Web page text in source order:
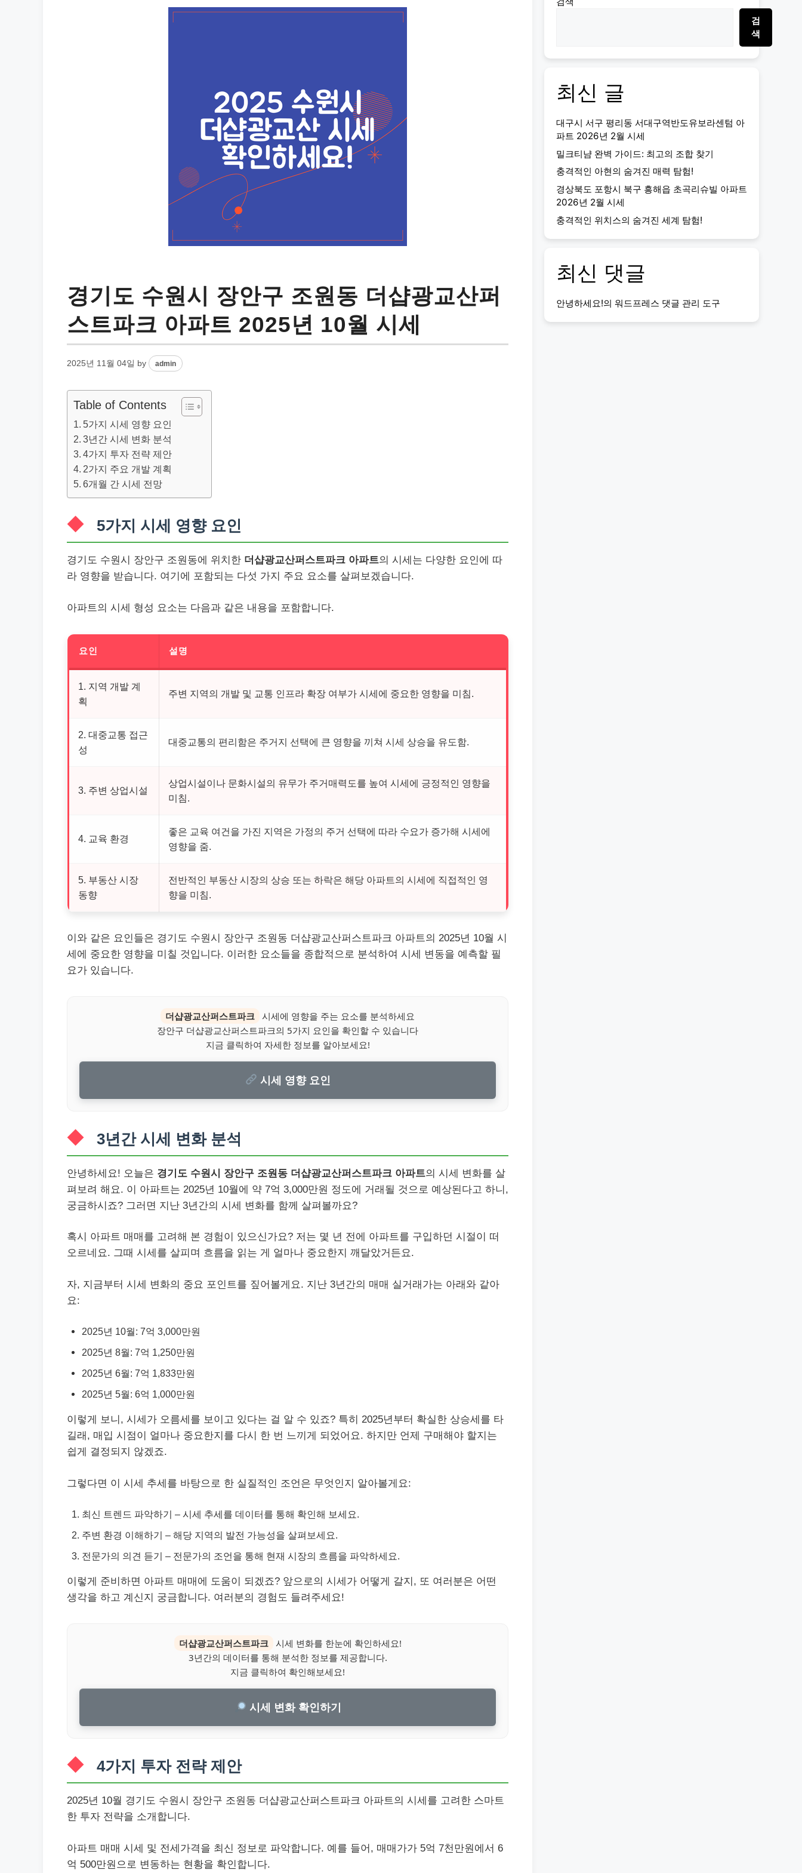
경기도 수원시 장안구 조원동 더샵광교산퍼
스트파크 아파트 2025년 10월 시세
2025년 11월 04일 by admin
Table of Contents
5가지 시세 영향 요인
3년간 시세 변화 분석
4가지 투자 전략 제안
2가지 주요 개발 계획
6개월 간 시세 전망
5가지 시세 영향 요인
경기도 수원시 장안구 조원동에 위치한 더샵광교산퍼스트파크 아파트의 시세는 다양한 요인에 따
라 영향을 받습니다. 여기에 포함되는 다섯 가지 주요 요소를 살펴보겠습니다.
아파트의 시세 형성 요소는 다음과 같은 내용을 포함합니다.
요인 설명
1. 지역 개발 계
획
주변 지역의 개발 및 교통 인프라 확장 여부가 시세에 중요한 영향을 미침.
2. 대중교통 접근
성
대중교통의 편리함은 주거지 선택에 큰 영향을 끼쳐 시세 상승을 유도함.
3. 주변 상업시설
상업시설이나 문화시설의 유무가 주거매력도를 높여 시세에 긍정적인 영향을
미침.
4. 교육 환경
좋은 교육 여건을 가진 지역은 가정의 주거 선택에 따라 수요가 증가해 시세에
영향을 줌.
5. 부동산 시장
동향
전반적인 부동산 시장의 상승 또는 하락은 해당 아파트의 시세에 직접적인 영
향을 미침.
이와 같은 요인들은 경기도 수원시 장안구 조원동 더샵광교산퍼스트파크 아파트의 2025년 10월 시
세에 중요한 영향을 미칠 것입니다. 이러한 요소들을 종합적으로 분석하여 시세 변동을 예측할 필
요가 있습니다.
더샵광교산퍼스트파크 시세에 영향을 주는 요소를 분석하세요
장안구 더샵광교산퍼스트파크의 5가지 요인을 확인할 수 있습니다
지금 클릭하여 자세한 정보를 알아보세요!
시세 영향 요인
3년간 시세 변화 분석
안녕하세요! 오늘은 경기도 수원시 장안구 조원동 더샵광교산퍼스트파크 아파트의 시세 변화를 살
펴보려 해요. 이 아파트는 2025년 10월에 약 7억 3,000만원 정도에 거래될 것으로 예상된다고 하니,
궁금하시죠? 그러면 지난 3년간의 시세 변화를 함께 살펴볼까요?
혹시 아파트 매매를 고려해 본 경험이 있으신가요? 저는 몇 년 전에 아파트를 구입하던 시절이 떠
오르네요. 그때 시세를 살피며 흐름을 읽는 게 얼마나 중요한지 깨달았거든요.
자, 지금부터 시세 변화의 중요 포인트를 짚어볼게요. 지난 3년간의 매매 실거래가는 아래와 같아
요:
2025년 10월: 7억 3,000만원
2025년 8월: 7억 1,250만원
2025년 6월: 7억 1,833만원
2025년 5월: 6억 1,000만원
이렇게 보니, 시세가 오름세를 보이고 있다는 걸 알 수 있죠? 특히 2025년부터 확실한 상승세를 타
길래, 매입 시점이 얼마나 중요한지를 다시 한 번 느끼게 되었어요. 하지만 언제 구매해야 할지는
쉽게 결정되지 않겠죠.
그렇다면 이 시세 추세를 바탕으로 한 실질적인 조언은 무엇인지 알아볼게요:
최신 트렌드 파악하기 – 시세 추세를 데이터를 통해 확인해 보세요.
주변 환경 이해하기 – 해당 지역의 발전 가능성을 살펴보세요.
전문가의 의견 듣기 – 전문가의 조언을 통해 현재 시장의 흐름을 파악하세요.
이렇게 준비하면 아파트 매매에 도움이 되겠죠? 앞으로의 시세가 어떻게 갈지, 또 여러분은 어떤
생각을 하고 계신지 궁금합니다. 여러분의 경험도 들려주세요!
더샵광교산퍼스트파크
시세 변화를 한눈에 확인하세요!
3년간의 데이터를 통해 분석한 정보를 제공합니다.
지금 클릭하여 확인해보세요!
시세 변화 확인하기
4가지 투자 전략 제안
2025년 10월 경기도 수원시 장안구 조원동 더샵광교산퍼스트파크 아파트의 시세를 고려한 스마트
한 투자 전략을 소개합니다.
아파트 매매 시세 및 전세가격을 최신 정보로 파악합니다. 예를 들어, 매매가가 5억 7천만원에서 6
억 500만원으로 변동하는 현황을 확인합니다.
검
색
최신 글
대구시 서구 평리동 서대구역반도유보라센텀 아
파트 2026년 2월 시세
밀크티냠 완벽 가이드: 최고의 조합 찾기
충격적인 아현의 숨겨진 매력 탐험!
경상북도 포항시 북구 흥해읍 초곡리슈빌 아파트
2026년 2월 시세
충격적인 위치스의 숨겨진 세계 탐험!
최신 댓글
안녕하세요!의 워드프레스 댓글 관리 도구